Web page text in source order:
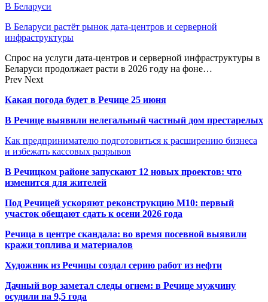
В Беларуси
В Беларуси растёт рынок дата-центров и серверной
инфраструктуры
Спрос на услуги дата-центров и серверной инфраструктуры в
Беларуси продолжает расти в 2026 году на фоне…
Prev Next
Какая погода будет в Речице 25 июня
В Речице выявили нелегальный частный дом престарелых
Как предпринимателю подготовиться к расширению бизнеса
и избежать кассовых разрывов
В Речицком районе запускают 12 новых проектов: что
изменится для жителей
Под Речицей ускоряют реконструкцию М10: первый
участок обещают сдать к осени 2026 года
Речица в центре скандала: во время посевной выявили
кражи топлива и материалов
Художник из Речицы создал серию работ из нефти
Дачный вор заметал следы огнем: в Речице мужчину
осудили на 9,5 года